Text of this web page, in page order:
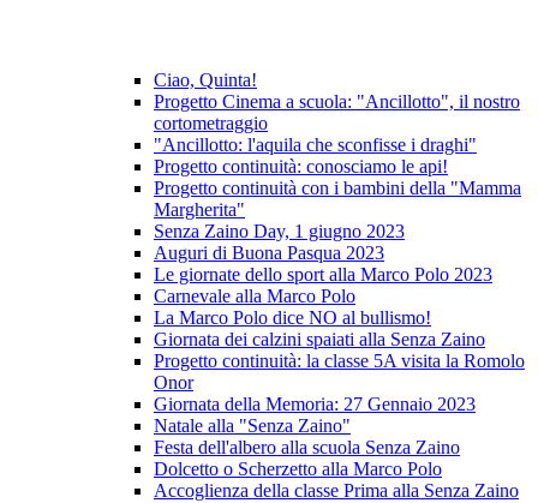
Ciao, Quinta!
Progetto Cinema a scuola: "Ancillotto", il nostro
cortometraggio
"Ancillotto: l'aquila che sconfisse i draghi"
Progetto continuità: conosciamo le api!
Progetto continuità con i bambini della "Mamma
Margherita"
Senza Zaino Day, 1 giugno 2023
Auguri di Buona Pasqua 2023
Le giornate dello sport alla Marco Polo 2023
Carnevale alla Marco Polo
La Marco Polo dice NO al bullismo!
Giornata dei calzini spaiati alla Senza Zaino
Progetto continuità: la classe 5A visita la Romolo
Onor
Giornata della Memoria: 27 Gennaio 2023
Natale alla "Senza Zaino"
Festa dell'albero alla scuola Senza Zaino
Dolcetto o Scherzetto alla Marco Polo
Accoglienza della classe Prima alla Senza Zaino